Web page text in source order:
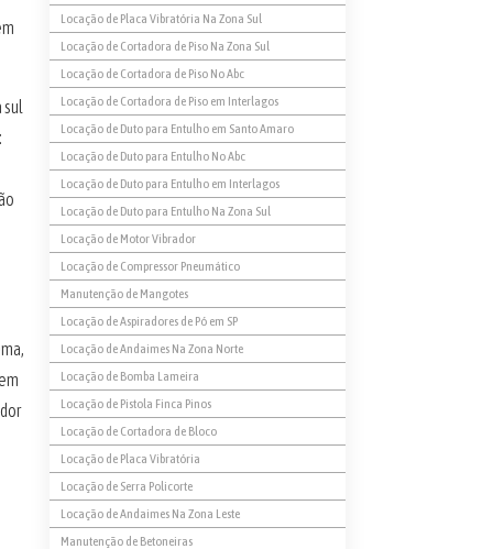
Locação de Placa Vibratória Na Zona Sul
Locação de Cortadora de Piso Na Zona Sul
Locação de Cortadora de Piso No Abc
Locação de Cortadora de Piso em Interlagos
Locação de Duto para Entulho em Santo Amaro
Locação de Duto para Entulho No Abc
Locação de Duto para Entulho em Interlagos
Locação de Duto para Entulho Na Zona Sul
Locação de Motor Vibrador
Locação de Compressor Pneumático
Manutenção de Mangotes
Locação de Aspiradores de Pó em SP
Locação de Andaimes Na Zona Norte
Locação de Bomba Lameira
Locação de Pistola Finca Pinos
Locação de Cortadora de Bloco
Locação de Placa Vibratória
Locação de Serra Policorte
Locação de Andaimes Na Zona Leste
Manutenção de Betoneiras